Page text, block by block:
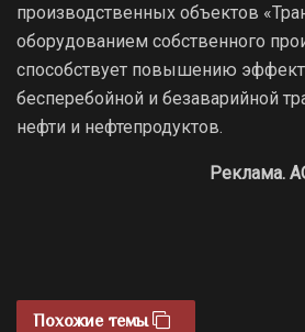
производственных объектов
оборудованием собственного
способствует повышению
бесперебойной и безаварийной
нефти и нефтепродуктов.
Реклама.
Похожие темы